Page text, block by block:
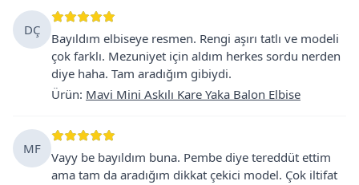
DÇ
Bayıldım elbiseye resmen. Rengi aşırı tatlı ve modeli
çok farklı. Mezuniyet için aldım herkes sordu nerden
diye haha. Tam aradığım gibiydi.
Ürün: Mavi Mini Askılı Kare Yaka Balon Elbise
MF
Vayy be bayıldım buna. Pembe diye tereddüt ettim
ama tam da aradığım dikkat çekici model. Çok iltifat